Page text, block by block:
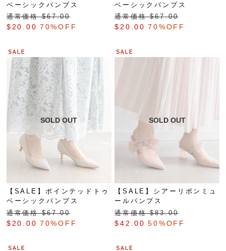
ベーシックパンプス
通常価格 $‌67.00
$‌20.00 70%OFF
ベーシックパンプス
通常価格 $‌67.00
$‌20.00 70%OFF
【SALE】ポインテッドトゥ
ベーシックパンプス
通常価格 $‌67.00
$‌20.00 70%OFF
【SALE】シアーリボンミュ
ールパンプス
通常価格 $‌83.00
$‌42.00 50%OFF